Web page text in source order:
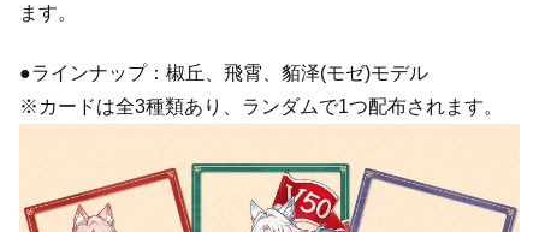
ます。
●ラインナップ：椒丘、飛霄、貊泽(モゼ)モデル
※カードは全3種類あり、ランダムで1つ配布されます。